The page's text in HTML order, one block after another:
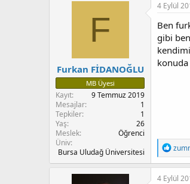
ş
l
a
t
a
n
ç
T
a
r
i
h
i
F
Furkan FİDANOĞLU
MB Üyesi
Kayıt
9 Temmuz 2019
Mesajlar
1
Tepkiler
1
Yaş
26
Meslek
Öğrenci
Üniv
Bursa Uludağ Üniversitesi
4 Eylül
Ben
gibi
T
e
p
k
4 Eylül